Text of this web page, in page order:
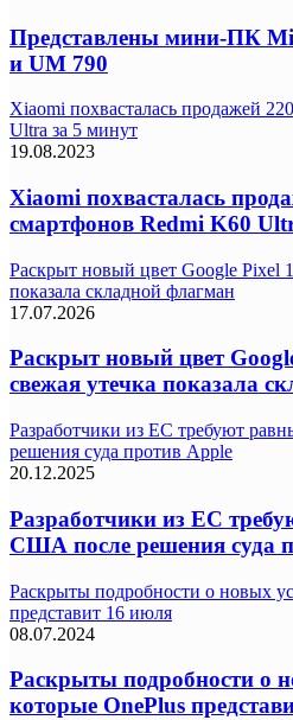
Представлены мини-ПК
и UM 790
Xiaomi похвасталась продажей
Ultra за 5 минут
19.08.2023
Xiaomi похвасталась
смартфонов Redmi K60
Раскрыт новый цвет Google Pixel
показала складной флагман
17.07.2026
Раскрыт новый цвет
свежая утечка показала
Разработчики из ЕС требуют
решения суда против Apple
20.12.2025
Разработчики из ЕС
США после решения суда
Раскрыты подробности о новых
представит 16 июля
08.07.2024
Раскрыты подробности о
которые OnePlus